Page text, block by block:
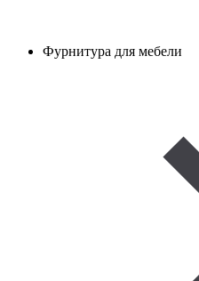
Фурнитура для мебели